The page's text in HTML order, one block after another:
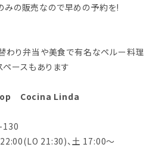
の販売なので早めの予約を!
わり弁当や美食で有名なペルー料理
ペースもあります
Cocina Linda
130
22:00(LO 21:30)、土 17:00～